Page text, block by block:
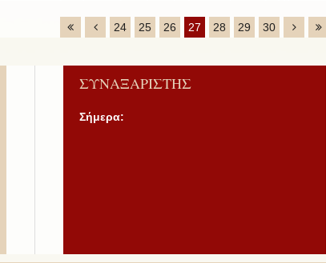
24 25 26 27 28 29 30
ΣΥΝΑΞΑΡΙΣΤΗΣ
Σήμερα: